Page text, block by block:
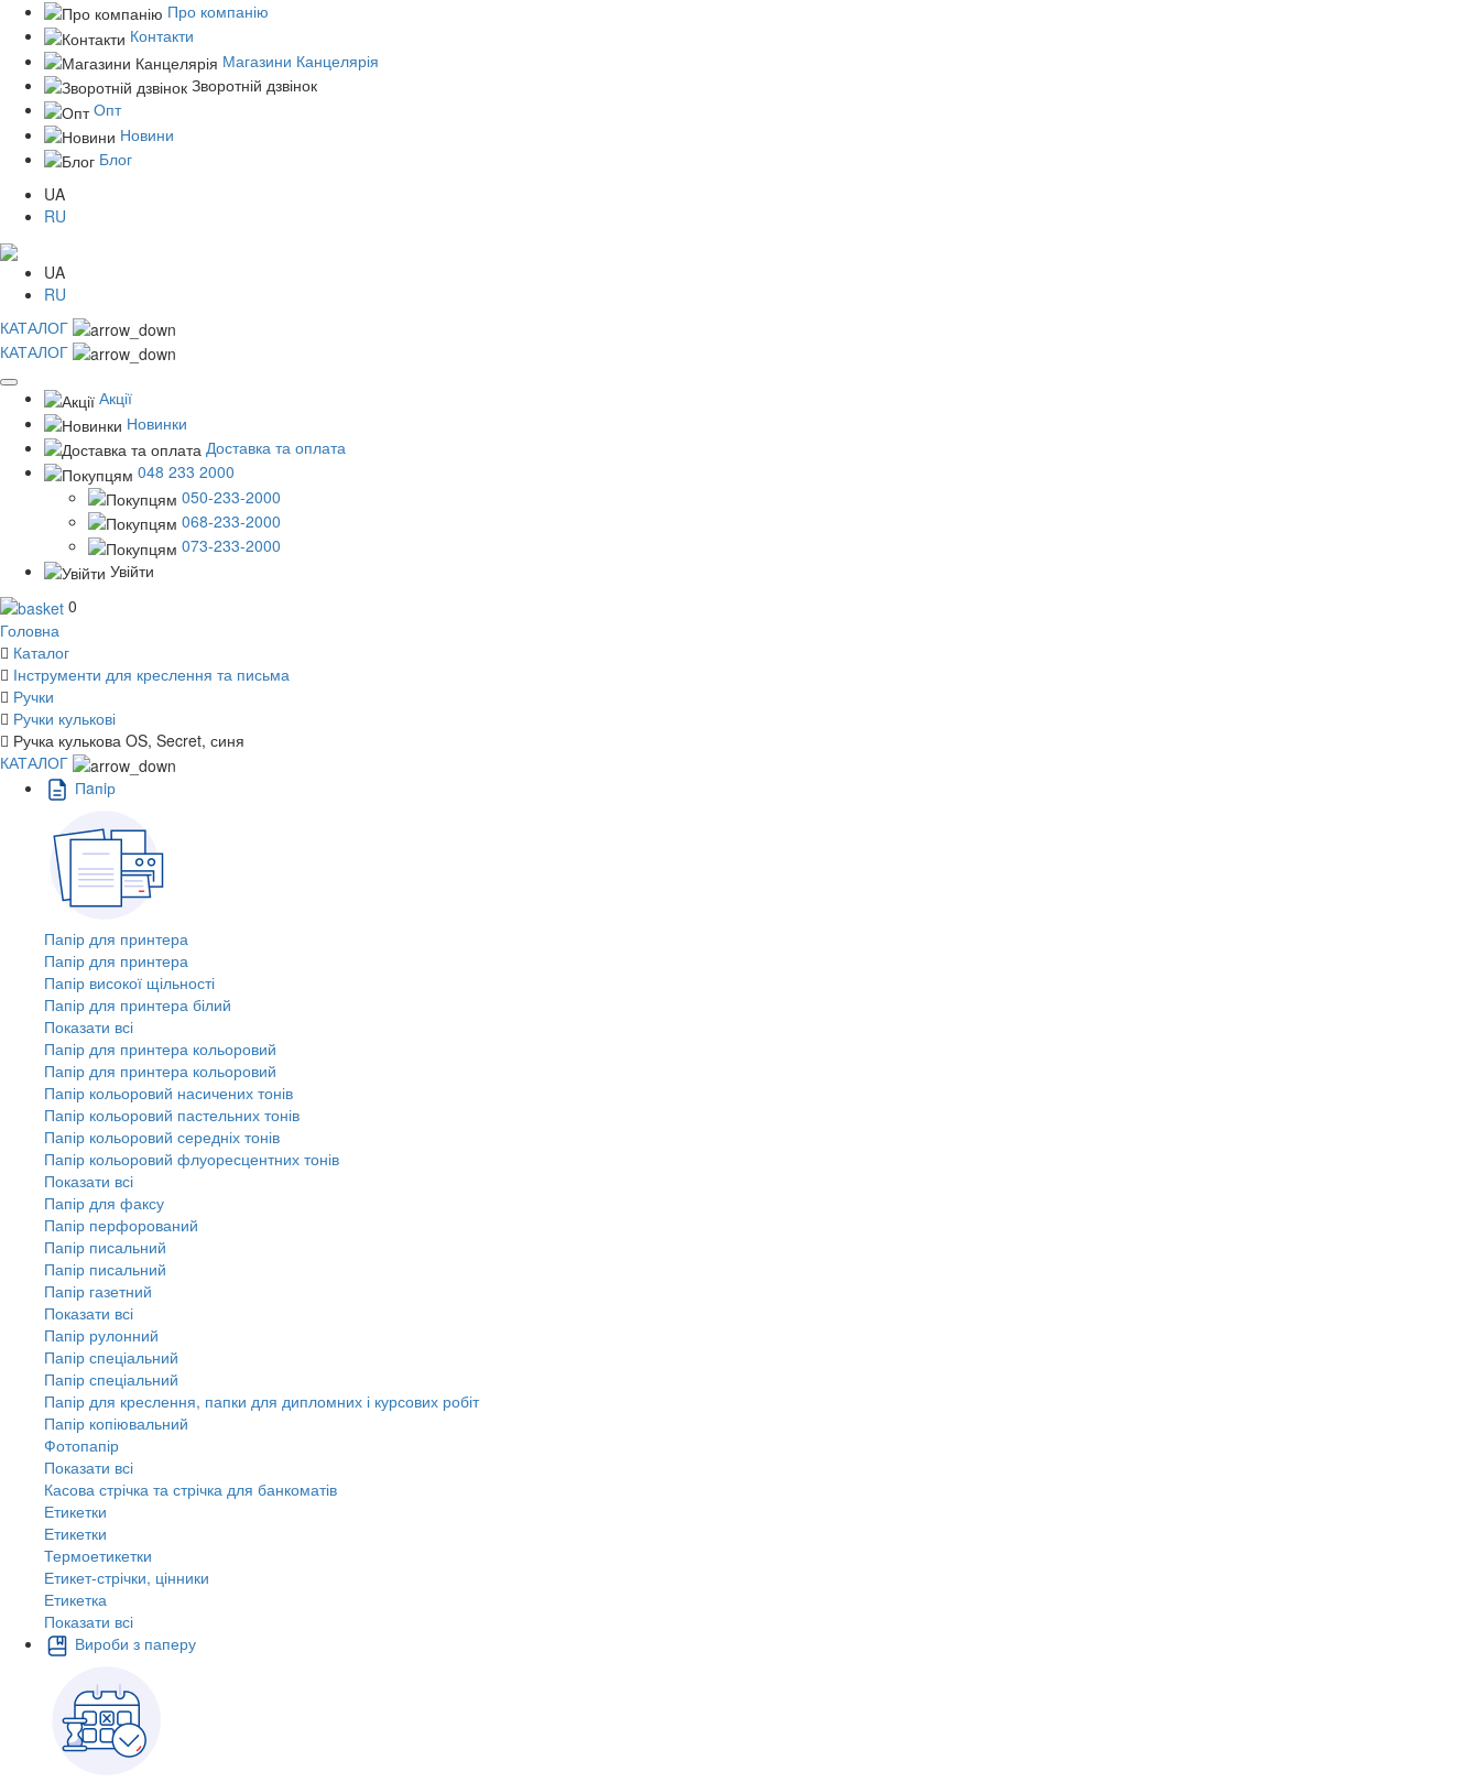
Про компанію
Контакти
Магазини Канцелярія
Зворотній дзвінок
Опт
Новини
Блог
UA
RU
UA
RU
КАТАЛОГ
КАТАЛОГ
Акції
Новинки
Доставка та оплата
048 233 2000
050-233-2000
068-233-2000
073-233-2000
Увійти
0
Головна
Каталог
Інструменти для креслення та письма
Ручки
Ручки кулькові
Ручка кулькова OS, Secret, синя
КАТАЛОГ
Пaпiр
Папір для принтера
Папір для принтера
Папір високої щільності
Папір для принтера білий
Показати всі
Папір для принтера кольоровий
Папір для принтера кольоровий
Папір кольоровий насичених тонів
Папір кольоровий пастельних тонів
Папір кольоровий середніх тонів
Папір кольоровий флуоресцентних тонів
Показати всі
Папір для факсу
Папір перфорований
Папір писальний
Папір писальний
Папір газетний
Показати всі
Папір рулонний
Папір спеціальний
Папір спеціальний
Папір для креслення, папки для дипломних і курсових робіт
Папір копіювальний
Фотопапір
Показати всі
Касова стрічка та стрічка для банкоматів
Етикетки
Етикетки
Термоетикетки
Етикет-стрічки, цінники
Етикетка
Показати всі
Вироби з паперу